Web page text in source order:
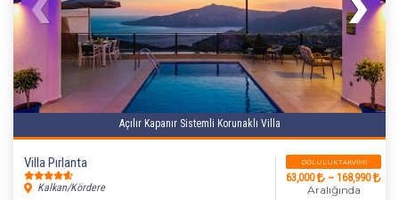
2+1 Beğen
Açılır Kapanır Sistemli Korunaklı Villa
Villa Pırlanta
Kalkan/Kördere
DOLULUK TAKVIMI
63,000 ~ 168,990
Aralığında